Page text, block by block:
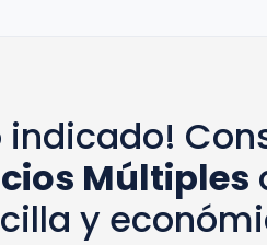
indicado!
Múltiples
y